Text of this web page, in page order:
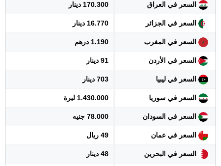
السعر في العراق 170.300 دينار
السعر في الجزائر 16.770 دينار
السعر في المغرب 1.190 درهم
السعر في الأردن 91 دينار
السعر في ليبيا 703 دينار
السعر في سوريا 1.430.000 ليرة
السعر في السودان 78.000 جنيه
السعر في عمان 49 ريال
السعر في البحرين 48 دينار